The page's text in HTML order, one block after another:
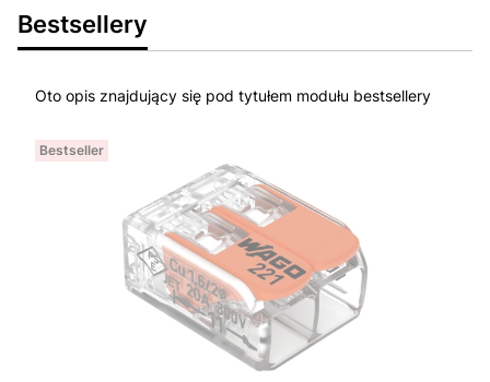
Bestsellery
Oto opis znajdujący się pod tytułem modułu bestsellery
Bestseller